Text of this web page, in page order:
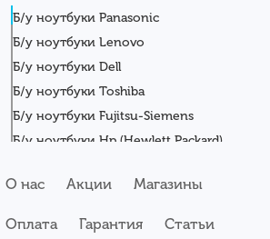
Б/у ноутбуки Panasonic
Б/у ноутбуки Lenovo
Б/у ноутбуки Dell
Б/у ноутбуки Toshiba
Б/у ноутбуки Fujitsu-Siemens
Б/у ноутбуки Hp (Hewlett Packard)
Б/у ноутбуки Asus
О нас Акции Магазины
Оплата Гарантия Статьи